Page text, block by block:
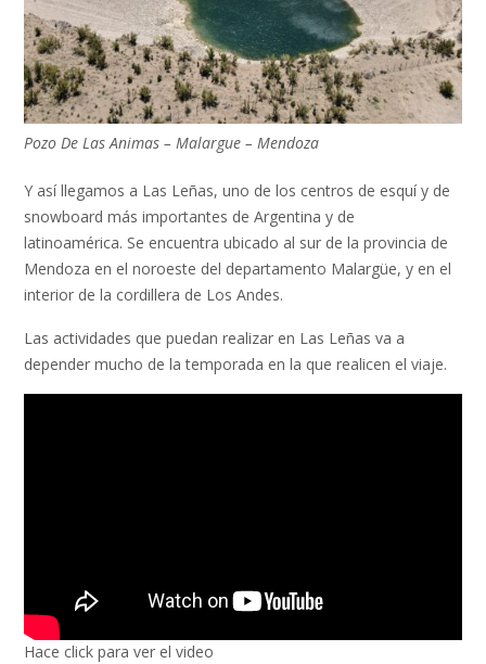
Pozo De Las Animas – Malargue – Mendoza
Y así llegamos a Las Leñas, uno de los centros de esquí y de
snowboard más importantes de Argentina y de
latinoamérica. Se encuentra ubicado al sur de la provincia de
Mendoza en el noroeste del departamento Malargüe, y en el
interior de la cordillera de Los Andes.
Las actividades que puedan realizar en Las Leñas va a
depender mucho de la temporada en la que realicen el viaje.
Hace click para ver el video